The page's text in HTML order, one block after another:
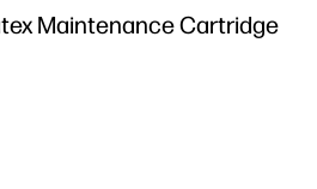
Maintenance Cartridge